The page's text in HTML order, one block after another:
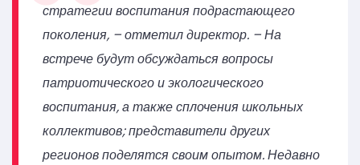
стратегии воспитания подрастающего
поколения, – отметил директор. – На
встрече будут обсуждаться вопросы
патриотического и экологического
воспитания, а также сплочения школьных
коллективов; представители других
регионов поделятся своим опытом. Недавно